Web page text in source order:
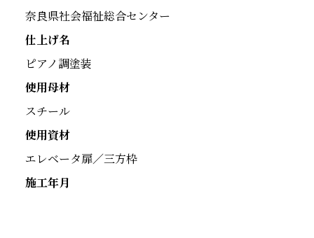
奈良県社会福祉総合センター
仕上げ名
ピアノ調塗装
使用母材
スチール
使用資材
エレベータ扉／三方枠
施工年月